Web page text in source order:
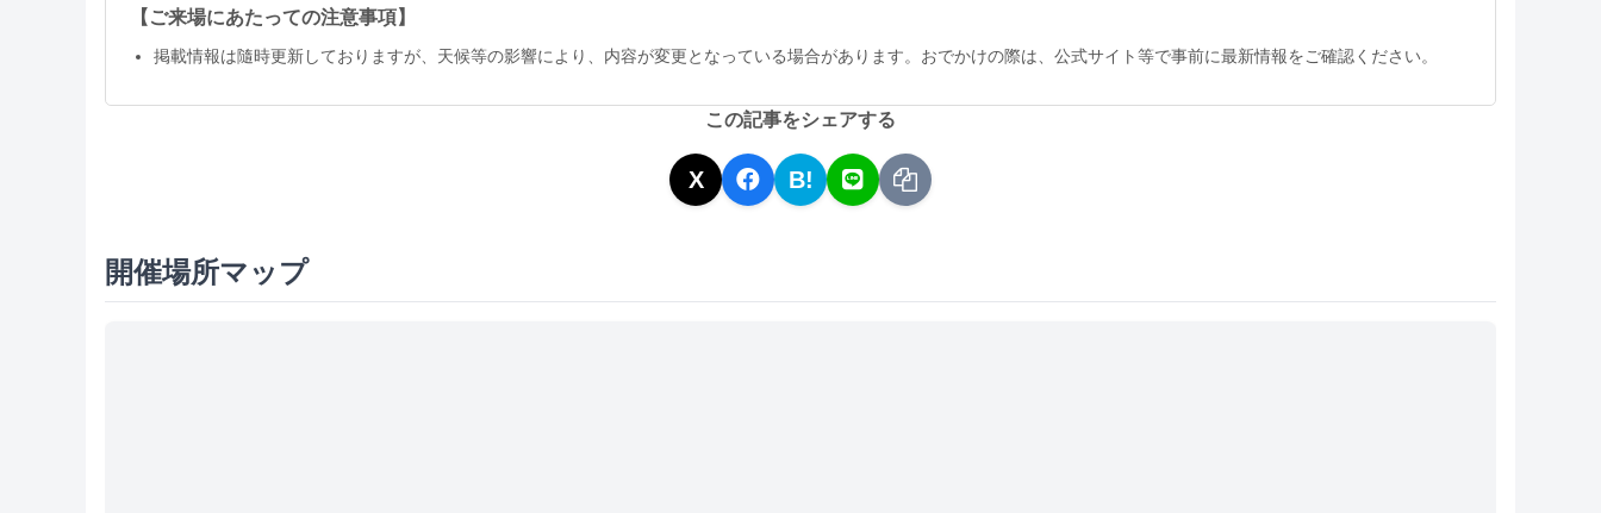
【ご来場にあたっての注意事項】
掲載情報は隨時更新しておりますが、天候等の影響により、内容が変更となっている場合があります。おでかけの際は、公式サイト等で事前に最新情報をご確認ください。
この記事をシェアする
X B!
開催場所マップ